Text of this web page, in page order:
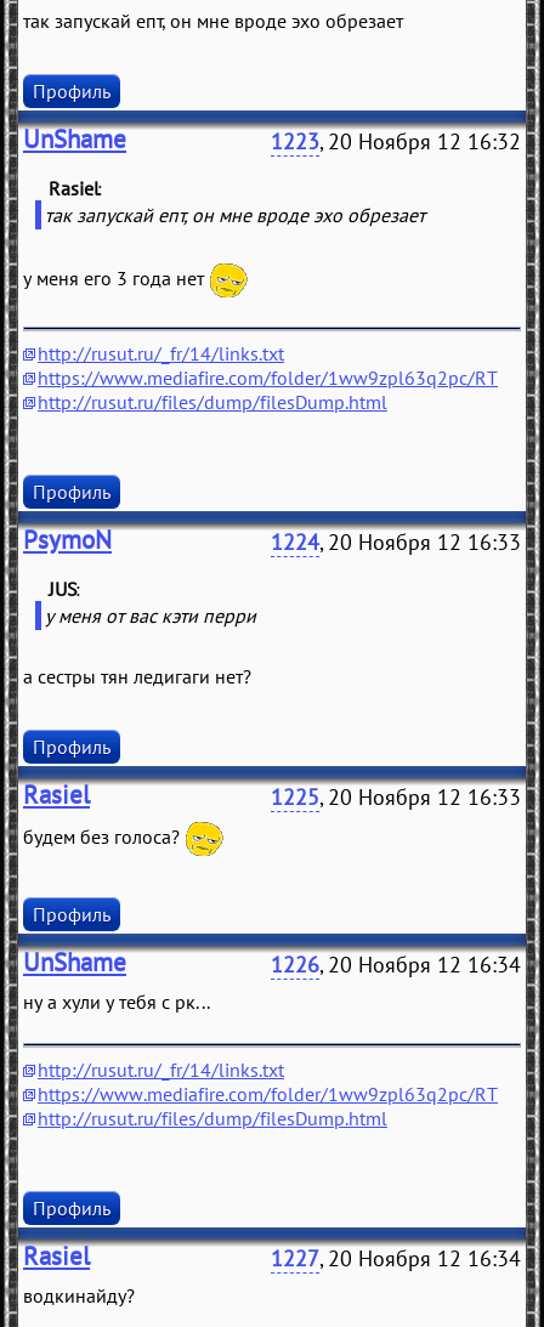
так запускай епт, он мне вроде эхо обрезает
Профиль
UnShame 1223, 20 Ноября 12 16:32
Rasiel
так запускай епт, он мне вроде эхо обрезает
у меня его 3 года нет
http://rusut.ru/_fr/14/links.txt
https://www.mediafire.com/folder/1ww9zpl63q2pc/RT
http://rusut.ru/files/dump/filesDump.html
Профиль
PsymoN 1224, 20 Ноября 12 16:33
(JUS
у меня от вас кэти перри
а сестры тян ледигаги нет?
Профиль
Rasiel 1225, 20 Ноября 12 16:33
будем без голоса?
Профиль
UnShame 1226, 20 Ноября 12 16:34
ну а хули у тебя с рк...
http://rusut.ru/_fr/14/links.txt
https://www.mediafire.com/folder/1ww9zpl63q2pc/RT
http://rusut.ru/files/dump/filesDump.html
Профиль
Rasiel 1227, 20 Ноября 12 16:34
водкинайду?